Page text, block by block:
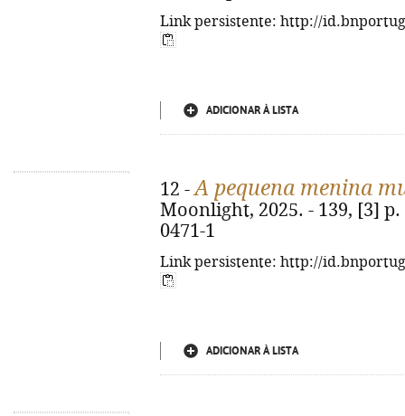
Link persistente: http://
ADICIONAR À LISTA
12 -A pequena menina
Moonlight, 2025. - 139, [3] p.
0471-1
Link persistente: http://
ADICIONAR À LISTA